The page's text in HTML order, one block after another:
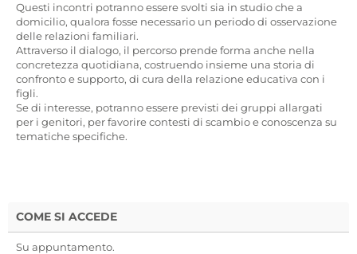
Questi incontri potranno essere svolti sia in studio che a
domicilio, qualora fosse necessario un periodo di osservazione
delle relazioni familiari.
Attraverso il dialogo, il percorso prende forma anche nella
concretezza quotidiana, costruendo insieme una storia di
confronto e supporto, di cura della relazione educativa con i
figli.
Se di interesse, potranno essere previsti dei gruppi allargati
per i genitori, per favorire contesti di scambio e conoscenza su
tematiche specifiche.
COME SI ACCEDE
Su appuntamento.